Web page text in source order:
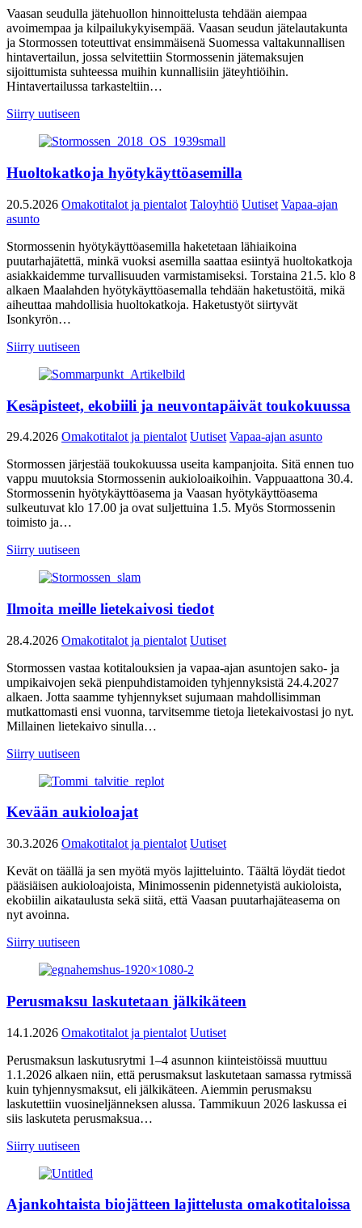
Vaasan seudulla jätehuollon hinnoittelusta tehdään aiempaa
avoimempaa ja kilpailukykyisempää. Vaasan seudun jätelautakunta
ja Stormossen toteuttivat ensimmäisenä Suomessa valtakunnallisen
hintavertailun, jossa selvitettiin Stormossenin jätemaksujen
sijoittumista suhteessa muihin kunnallisiin jäteyhtiöihin.
Hintavertailussa tarkasteltiin…
Siirry uutiseen
Huoltokatkoja hyötykäyttöasemilla
20.5.2026 Omakotitalot ja pientalot Taloyhtiö Uutiset Vapaa-ajan
asunto
Stormossenin hyötykäyttöasemilla haketetaan lähiaikoina
puutarhajätettä, minkä vuoksi asemilla saattaa esiintyä huoltokatkoja
asiakkaidemme turvallisuuden varmistamiseksi. Torstaina 21.5. klo 8
alkaen Maalahden hyötykäyttöasemalla tehdään haketustöitä, mikä
aiheuttaa mahdollisia huoltokatkoja. Haketustyöt siirtyvät
Isonkyrön…
Siirry uutiseen
Kesäpisteet, ekobiili ja neuvontapäivät toukokuussa
29.4.2026 Omakotitalot ja pientalot Uutiset Vapaa-ajan asunto
Stormossen järjestää toukokuussa useita kampanjoita. Sitä ennen tuo
vappu muutoksia Stormossenin aukioloaikoihin. Vappuaattona 30.4.
Stormossenin hyötykäyttöasema ja Vaasan hyötykäyttöasema
sulkeutuvat klo 17.00 ja ovat suljettuina 1.5. Myös Stormossenin
toimisto ja…
Siirry uutiseen
Ilmoita meille lietekaivosi tiedot
28.4.2026 Omakotitalot ja pientalot Uutiset
Stormossen vastaa kotitalouksien ja vapaa-ajan asuntojen sako- ja
umpikaivojen sekä pienpuhdistamoiden tyhjennyksistä 24.4.2027
alkaen. Jotta saamme tyhjennykset sujumaan mahdollisimman
mutkattomasti ensi vuonna, tarvitsemme tietoja lietekaivostasi jo nyt.
Millainen lietekaivo sinulla…
Siirry uutiseen
Kevään aukioloajat
30.3.2026 Omakotitalot ja pientalot Uutiset
Kevät on täällä ja sen myötä myös lajitteluinto. Täältä löydät tiedot
pääsiäisen aukioloajoista, Minimossenin pidennetyistä aukioloista,
ekobiilin aikataulusta sekä siitä, että Vaasan puutarhajäteasema on
nyt avoinna.
Siirry uutiseen
Perusmaksu laskutetaan jälkikäteen
14.1.2026 Omakotitalot ja pientalot Uutiset
Perusmaksun laskutusrytmi 1–4 asunnon kiinteistöissä muuttuu
1.1.2026 alkaen niin, että perusmaksut laskutetaan samassa rytmissä
kuin tyhjennysmaksut, eli jälkikäteen. Aiemmin perusmaksu
laskutettiin vuosineljänneksen alussa. Tammikuun 2026 laskussa ei
siis laskuteta perusmaksua…
Siirry uutiseen
Ajankohtaista biojätteen lajittelusta omakotitaloissa